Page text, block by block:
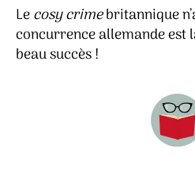
Lecosy crimebritannique
concurrence allemande est
beau succès !